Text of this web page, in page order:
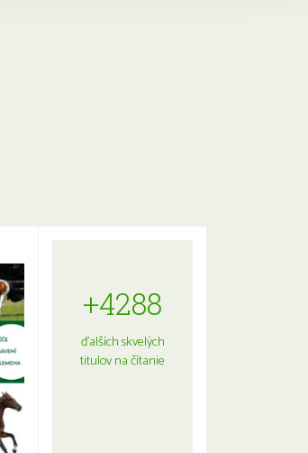
+4288
ďalších skvelých
titulov na čítanie